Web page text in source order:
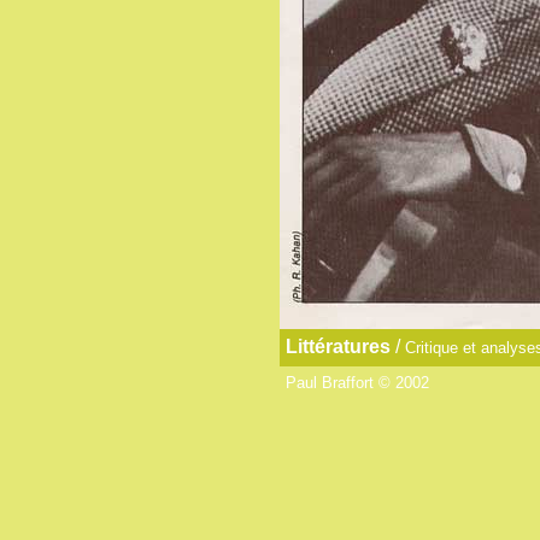
Littératures / Critique et
Paul Braffort © 2002